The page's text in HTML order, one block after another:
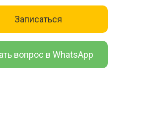
вопрос в WhatsApp
Записаться